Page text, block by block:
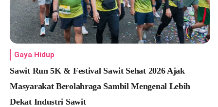
Gaya Hidup
Sawit Run 5K & Festival Sawit Sehat 2026 Ajak
Masyarakat Berolahraga Sambil Mengenal Lebih
Dekat Industri Sawit